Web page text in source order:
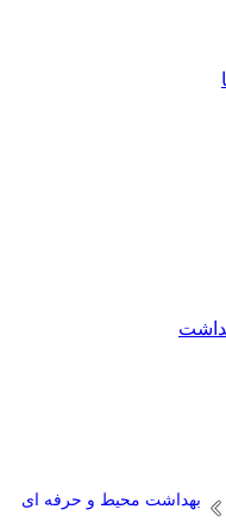
بهداشت محیط و حرفه ای